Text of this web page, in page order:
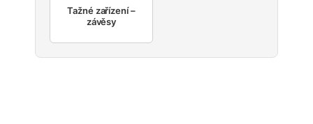
Tažné zařízení –
závěsy